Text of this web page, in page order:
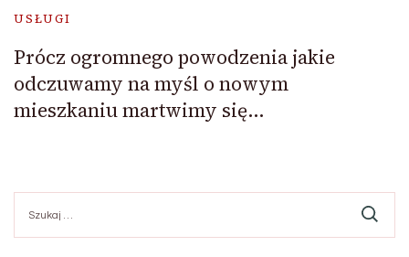
USŁUGI
Prócz ogromnego powodzenia jakie
odczuwamy na myśl o nowym
mieszkaniu martwimy się…